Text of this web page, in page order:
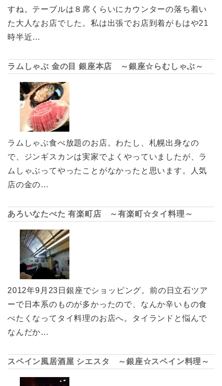
すね。テーブルは８席くらいにカウンターの落ち着い
た大人なお店でした。私は出張でお店到着がもはや21
時半近…
ラムしゃぶ 金の目 銀座本店 ～銀座☆らむしゃぶ～
ラムしゃぶ食べ放題のお店。わたし、札幌出身なの
で、ジンギスカンは実家でよくやっていましたが、ラ
ムしゃぶってやったことがなかったと思います。人気
店の金の…
あろいなたべた 有楽町店 ～有楽町☆タイ料理～
2012年9月23日銀座でショッピング。前の日立石ツア
ーで日本系のものが多かったので、なんか辛いもの食
べたくなってタイ料理のお店へ。タイランドと悩んで
なんだか…
スペイン風居酒屋 シエスタ ～銀座☆スペイン料理～